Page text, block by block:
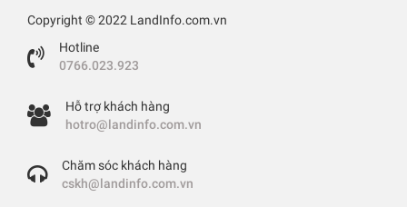
Copyright © 2022 LandInfo.com.vn
Hotline
0766.023.923
Hỗ trợ khách hàng
hotro@landinfo.com.vn
Chăm sóc khách hàng
cskh@landinfo.com.vn